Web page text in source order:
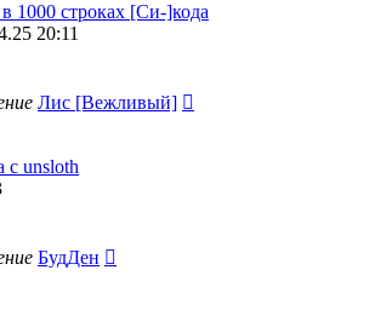
1000 строках [Си-]кода
20:11
Лис [Вежливый]
с unsloth
БудДен